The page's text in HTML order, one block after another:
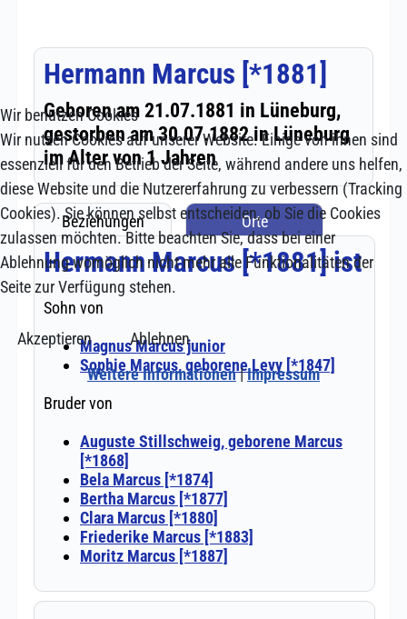
Wir benutzen Cookies
Wir nutzen Cookies auf unserer Website. Einige von ihnen sind
essenziell für den Betrieb der Seite, während andere uns helfen,
diese Website und die Nutzererfahrung zu verbessern (Tracking
Cookies). Sie können selbst entscheiden, ob Sie die Cookies
zulassen möchten. Bitte beachten Sie, dass bei einer
Ablehnung womöglich nicht mehr alle Funktionalitäten der
Seite zur Verfügung stehen.
Akzeptieren
Ablehnen
Weitere Informationen|Impressum